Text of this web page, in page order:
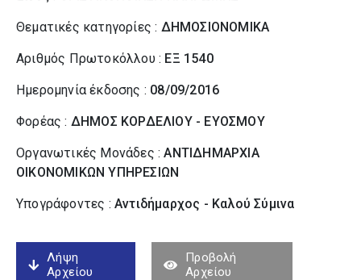
Θεματικές κατηγορίες : ΔΗΜΟΣΙΟΝΟΜΙΚΑ
Αριθμός Πρωτοκόλλου : ΕΞ 1540
Ημερομηνία έκδοσης : 08/09/2016
Φορέας : ΔΗΜΟΣ ΚΟΡΔΕΛΙΟΥ - ΕΥΟΣΜΟΥ
Οργανωτικές Μονάδες :ΑΝΤΙΔΗΜΑΡΧΙΑ
ΟΙΚΟΝΟΜΙΚΩΝ ΥΠΗΡΕΣΙΩΝ
Υπογράφοντες : Αντιδήμαρχος - Καλού Σύµινα
Λήψη
Αρχείου
Προβολή
Αρχείου